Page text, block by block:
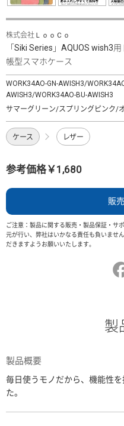
株式会社ＬｏｏＣｏ
「Siki Series」AQUOS wish3
帳型スマホケース
WORK34AO-GN-AWISH3/
AWISH3/WORK34AO-BU-AWISH3
サマーグリーン/スプリングピンク/
ケース レザー
参考価格￥1,680
販
ご注意：製品に関する販売・製品保証・サ
元が行い、弊社はいかなる責任も負いませ
だきますようお願いいたします。
製
製品概要
毎日使うモノだから、機能性
た。